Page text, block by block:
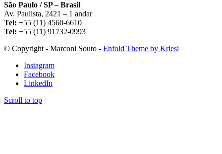
São Paulo / SP – Brasil
Av. Paulista, 2421 – 1 andar
Tel: +55 (11) 4560-6610
Tel: +55 (11) 91732-0993
© Copyright - Marconi Souto - Enfold Theme by Kriesi
Instagram
Facebook
LinkedIn
Scroll to top